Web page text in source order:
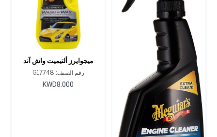
ميجوايرز ألتيميت واش آند
واكس - 48 أونصة.
رقم الصنف: G17748
KWD8.000